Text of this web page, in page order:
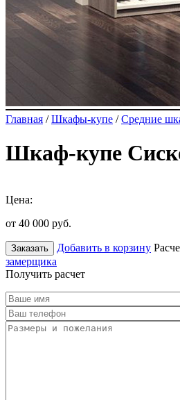
Главная /Шкафы-купе /Средние
Шкаф-купе
Цена:
от 40 000 руб.
Заказать Добавить в корзину
замерщика
Получить расчет